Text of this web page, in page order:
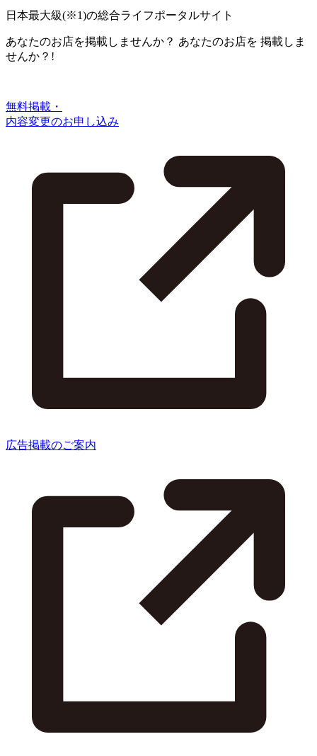
日本最大級(※1)の総合ライフポータルサイト
あなたのお店を掲載しませんか？ あなたのお店を 掲載しま
せんか？!
無料掲載・
内容変更のお申し込み
広告掲載のご案内